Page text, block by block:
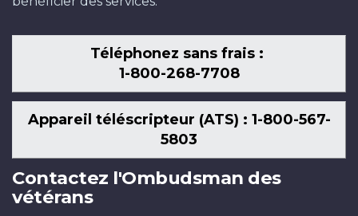
Téléphonez sans frais :
1-800-268-7708
Appareil téléscripteur (ATS) : 1-800-567-
5803
Contactez l'Ombudsman des
vétérans